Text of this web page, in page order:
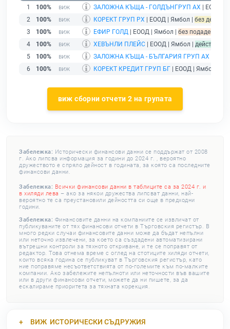
1
100% ЗАЛОЖНА КЪЩА - ГОЛДЪНГРУП АХ | ЕООД |
2
100% КОРЕКТ ГРУП РХ | ЕООД | Ямбол | без
3
100% ЕФИР ГОЛД | ЕООД | Ямбол | без подаден
4
100% ХЕВЪНЛИ ПЛЕЙС | ЕООД | Ямбол | действащ
5
100% ЗАЛОЖНА КЪЩА - БЪЛГАРИЯ ГРУП АХ
6
100% КОРЕКТ КРЕДИТ ГРУП БГ | ЕООД | Ямбол |
виж сборни отчети 2 на групата
Забележка: Исторически финансови данни се поддържат от 2008
г. Ако липсва информация за години до 2024 г. , вероятно
дружеството е спряло дейност в годината, за която са последните
финансови данни.
Забележка: Всички финансови данни в таблиците са за 2024 г. и
в хиляди лева – ако за някои дружества липсват данни, най-
вероятно те са преустановили дейността си още в предходни
години.
Забележка: Финансовите данни на компаниите се извличат от
публикуваните от тях финансови отчети в Търговския регистър. В
много редки случаи финансовите данни може да бъдат непълни
или неточно извлечени, за което са създадени автоматизирани
вътрешни контроли за тяхното откриване, и те се поправят от
редактор. Това отнема време с оглед на стотиците хиляди отчети,
които всяка година се публикуват в Търговския регистър, като
ние поправяме несъответствията от по-големите към по-малките
компании. Ако забележите непълноти или неточности във вашите
или в други финансови отчети, можете да ни пишете, за да
ескалираме приоритета за тяхната корекция.
ВИЖ ИСТОРИЧЕСКИ СЪДРУЖИЯ